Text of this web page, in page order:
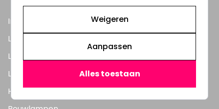
Inbouwspots
LED Lampen
LED TL Buizen
LED Panelen
Highbay's / Ufo's
Weigeren
Aanpassen
Alles toestaan